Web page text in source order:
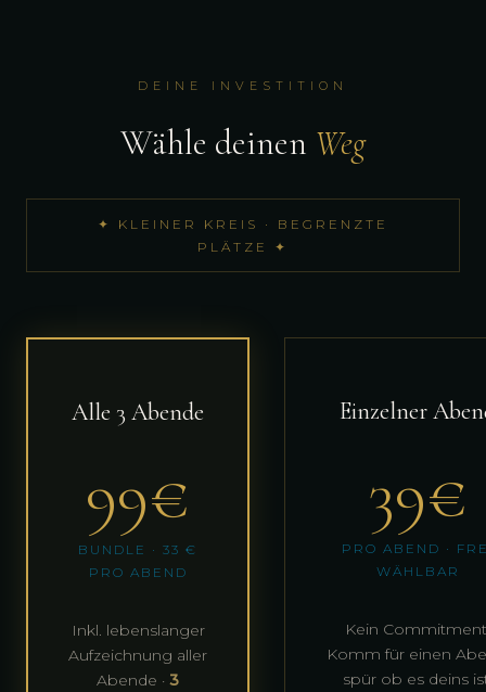
DEINE INVESTITION
Wähle deinen Weg
✦ KLEINER KREIS · BEGRENZTE
PLÄTZE ✦
Alle 3 Abende
99€
BUNDLE · 33 €
PRO ABEND
Inkl. lebenslanger
Aufzeichnung aller
Abende · 3
Einzelner
39€
PRO ABEND ·
WÄHLBAR
Kein
Komm für einen
spür ob es deins